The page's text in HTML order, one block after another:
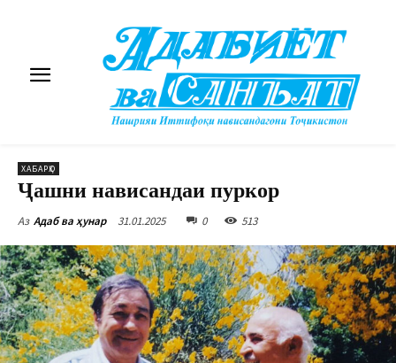
ХАБАРҲО
Ҷашни нависандаи пуркор
Аз Адаб ва ҳунар 31.01.2025 0 513